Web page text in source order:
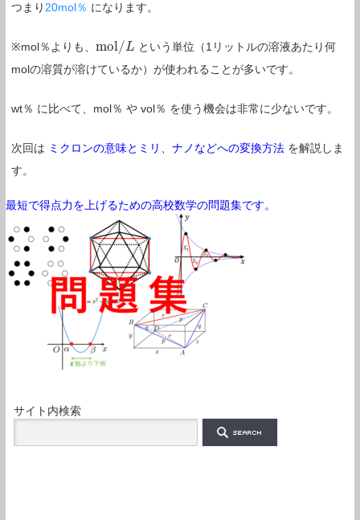
つまり 20mol％ になります。
※mol％よりも、 mol/L
mol/L
という単位（1リットルの溶液あたり何
molの溶質が溶けているか）が使われることが多いです。
wt％ に比べて、mol％ や vol％ を使う機会は非常に少ないです。
次回は ミクロンの意味とミリ、ナノなどへの変換方法 を解説しま
す。
最短で得点力を上げるための高校数学の問題集です。
サイト内検索